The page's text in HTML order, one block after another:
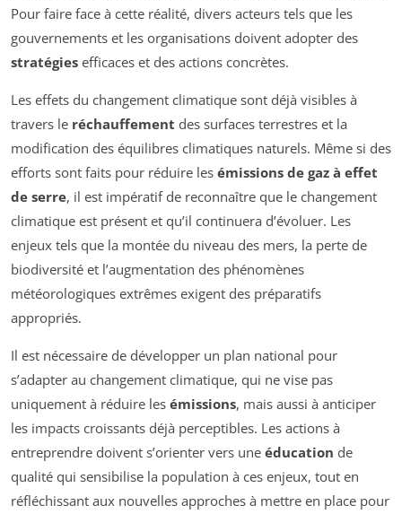
Pour faire face à cette réalité, divers acteurs tels que les
gouvernements et les organisations doivent adopter des
stratégies efficaces et des actions concrètes.
Les effets du changement climatique sont déjà visibles à
travers le réchauffement des surfaces terrestres et la
modification des équilibres climatiques naturels. Même si des
efforts sont faits pour réduire les émissions de gaz à effet
de serre, il est impératif de reconnaître que le changement
climatique est présent et qu’il continuera d’évoluer. Les
enjeux tels que la montée du niveau des mers, la perte de
biodiversité et l’augmentation des phénomènes
météorologiques extrêmes exigent des préparatifs
appropriés.
Il est nécessaire de développer un plan national pour
s’adapter au changement climatique, qui ne vise pas
uniquement à réduire les émissions, mais aussi à anticiper
les impacts croissants déjà perceptibles. Les actions à
entreprendre doivent s’orienter vers une éducation de
qualité qui sensibilise la population à ces enjeux, tout en
réfléchissant aux nouvelles approches à mettre en place pour